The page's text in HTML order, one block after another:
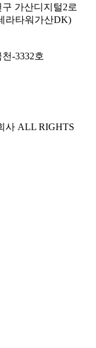
가산디지털2로
라타워가산DK)
-3332호
사 ALL RIGHTS